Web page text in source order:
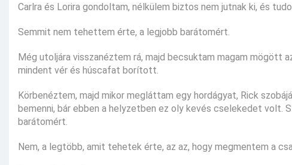
Carlra és Lorira gondoltam, nélkülem biztos nem jutnak ki, és
Semmit nem tehettem érte, a legjobb barátomért.
Még utoljára visszanéztem rá, majd becsuktam magam mögött
mindent vér és húscafat borított.
Körbenéztem, majd mikor megláttam egy hordágyat, Rick
bemenni, bár ebben a helyzetben ez oly kevés cselekedet volt.
barátomért.
Nem, a legtöbb, amit tehetek érte, az az, hogy megmentem a